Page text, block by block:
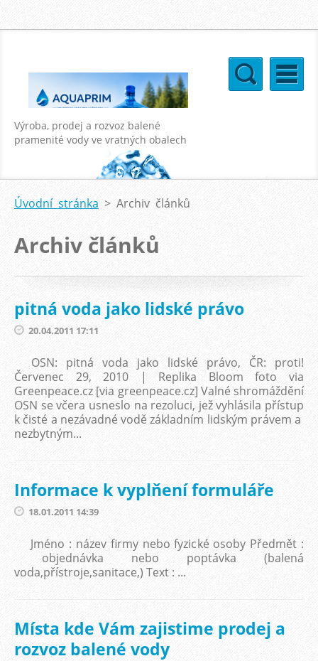
Výroba, prodej a rozvoz balené
pramenité vody ve vratných obalech
Úvodní stránka > Archiv článků
Archiv článků
pitná voda jako lidské právo
20.04.2011 17:11
OSN: pitná voda jako lidské právo, ČR: proti!
Červenec 29, 2010 | Replika Bloom foto via
Greenpeace.cz [via greenpeace.cz] Valné shromáždění
OSN se včera usneslo na rezoluci, jež vyhlásila přístup
k čisté a nezávadné vodě základním lidským právem a
nezbytným...
Informace k vyplňení formuláře
18.01.2011 14:39
Jméno : název firmy nebo fyzické osoby Předmět :
objednávka nebo poptávka (balená
voda,přístroje,sanitace,) Text : ...
Místa kde Vám zajistime prodej a
rozvoz balené vody